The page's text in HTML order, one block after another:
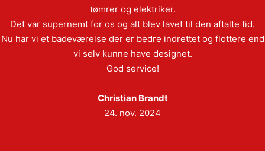
tømrer og elektriker.
Det var supernemt for os og alt blev lavet til den aftalte tid.
Nu har vi et badeværelse der er bedre indrettet og flottere end
vi selv kunne have designet.
God service!
Christian Brandt
24. nov. 2024